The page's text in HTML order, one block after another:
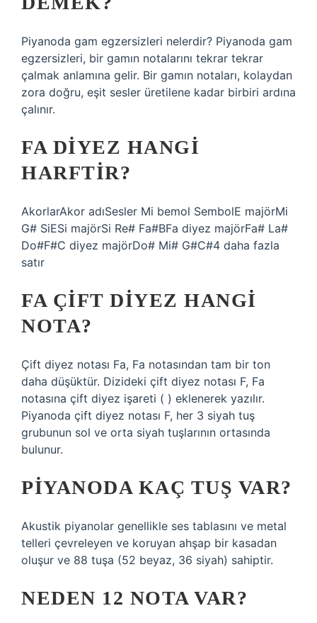
Piyanoda gam egzersizleri nelerdir? Piyanoda gam
egzersizleri, bir gamın notalarını tekrar tekrar
çalmak anlamına gelir. Bir gamın notaları, kolaydan
zora doğru, eşit sesler üretilene kadar birbiri ardına
çalınır.
FA DIYEZ HANGI
HARFTIR?
AkorlarAkor adıSesler Mi bemol SembolE majörMi
G# SiESi majörSi Re# Fa#BFa diyez majörFa# La#
Do#F#C diyez majörDo# Mi# G#C#4 daha fazla
satır
FA ÇIFT DIYEZ HANGI
NOTA?
Çift diyez notası Fa, Fa notasından tam bir ton
daha düşüktür. Dizideki çift diyez notası F, Fa
notasına çift diyez işareti ( ) eklenerek yazılır.
Piyanoda çift diyez notası F, her 3 siyah tuş
grubunun sol ve orta siyah tuşlarının ortasında
bulunur.
PIYANODA KAÇ TUŞ VAR?
Akustik piyanolar genellikle ses tablasını ve metal
telleri çevreleyen ve koruyan ahşap bir kasadan
oluşur ve 88 tuşa (52 beyaz, 36 siyah) sahiptir.
NEDEN 12 NOTA VAR?